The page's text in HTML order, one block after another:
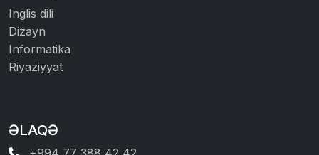
Inglis dili
Dizayn
Informatika
Riyaziyyat
ƏLAQƏ